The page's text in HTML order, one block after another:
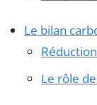
Le bilan
Le rôle